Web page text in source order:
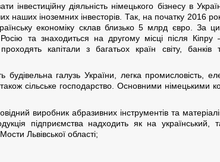
інвестиційну діяльність німецького бізнесу в
наших іноземних інвесторів. Так, на початку 2016
економіку склав близько 5 млрд євро. За
та знаходиться на другому місці після Кіпру
капітали з багатьох країн світу, банків
будівельна галузь України, легка промисловість,
сільське господарство. Основними
виробник абразивних інструментів та
підприємства надходить як на український,
Львівської області;